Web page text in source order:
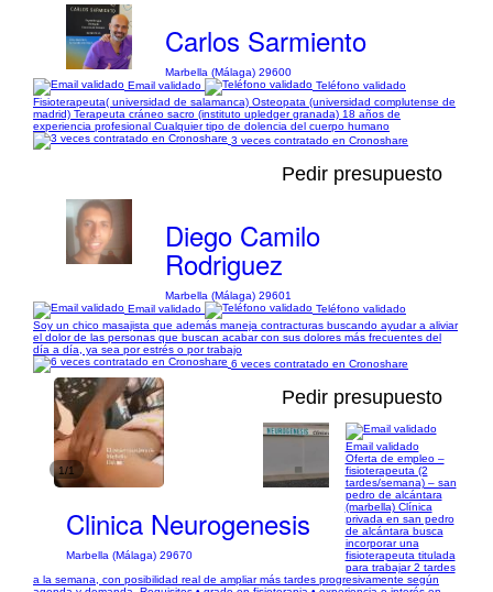
Carlos Sarmiento
Marbella (Málaga) 29600
Email validado
Teléfono validado
Fisioterapeuta( universidad de salamanca) Osteopata (universidad complutense de
madrid) Terapeuta cráneo sacro (instituto upledger granada) 18 años de
experiencia profesional Cualquier tipo de dolencia del cuerpo humano
3 veces contratado en Cronoshare
Pedir presupuesto
Diego Camilo
Rodriguez
Marbella (Málaga) 29601
Email validado
Teléfono validado
Soy un chico masajista que además maneja contracturas buscando ayudar a aliviar
el dolor de las personas que buscan acabar con sus dolores más frecuentes del
día a día, ya sea por estrés o por trabajo
6 veces contratado en Cronoshare
1/1
Pedir presupuesto
Clinica Neurogenesis
Marbella (Málaga) 29670
Email validado
Oferta de empleo –
fisioterapeuta (2
tardes/semana) – san
pedro de alcántara
(marbella) Clínica
privada en san pedro
de alcántara busca
incorporar una
fisioterapeuta titulada
para trabajar 2 tardes
a la semana, con posibilidad real de ampliar más tardes progresivamente según